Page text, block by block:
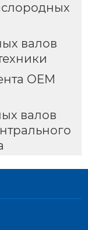
валов
OEM
валов